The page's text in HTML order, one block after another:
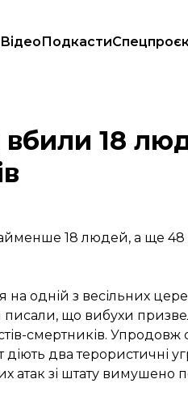
ВідеоПодкасти
смертників
вбили 18
18 людей, а ще 48
одній з весільних
писали, що вибухи
смертників. Упродовж
діють два
атак зі штату